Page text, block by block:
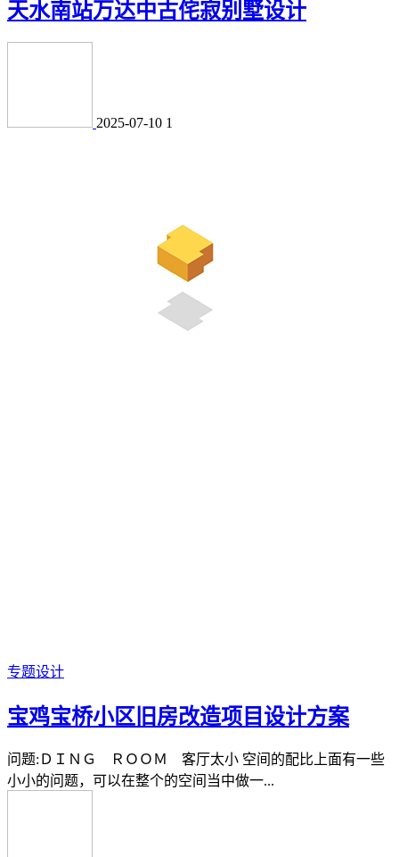
天水南站万达中古侘寂别墅设计
2025-07-10 1
专题设计
宝鸡宝桥小区旧房改造项目设计方案
问题:ＤＩＮＧ ＲＯＯＭ 客厅太小 空间的配比上面有一些
小小的问题，可以在整个的空间当中做一...